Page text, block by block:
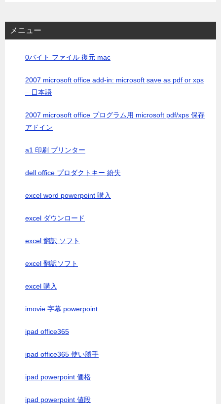
メニュー
0バイト ファイル 復元 mac
2007 microsoft office add-in: microsoft save as pdf or xps
– 日本語
2007 microsoft office プログラム用 microsoft pdf/xps 保存
アドイン
a1 印刷 プリンター
dell office プロダクトキー 紛失
excel word powerpoint 購入
excel ダウンロード
excel 翻訳 ソフト
excel 翻訳ソフト
excel 購入
imovie 字幕 powerpoint
ipad office365
ipad office365 使い勝手
ipad powerpoint 価格
ipad powerpoint 値段